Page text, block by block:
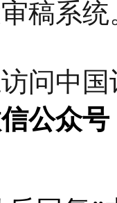
稿系统
问中
公众号